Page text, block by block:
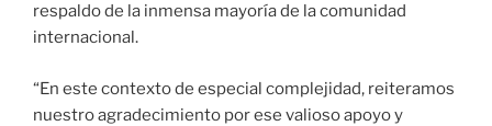
respaldo de la inmensa mayoría de la comunidad
internacional.
“En este contexto de especial complejidad, reiteramos
nuestro agradecimiento por ese valioso apoyo y